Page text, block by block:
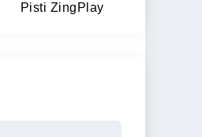
Pisti ZingPlay